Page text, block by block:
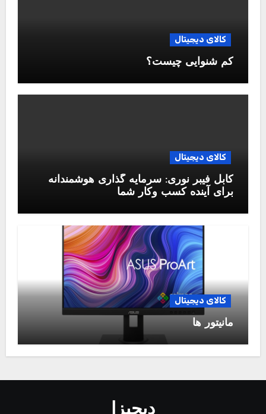
کالای دیجیتال
کم شنوایی چیست؟
کالای دیجیتال
کابل فیبر نوری: سرمایه گذاری هوشمندانه
برای آینده کسب وکار شما
کالای دیجیتال
مانیتور ها
دیجیزا